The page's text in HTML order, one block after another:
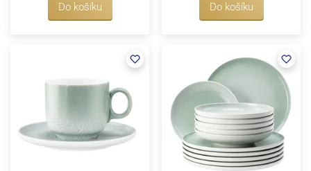
Do košíku Do košíku